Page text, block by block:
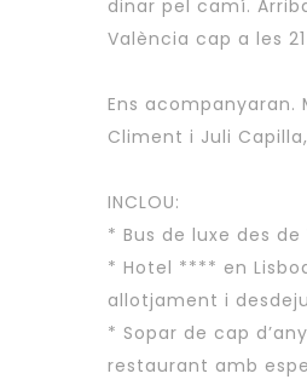
dinar pel camí.
València cap a les
Ens acompanyaran.
Climent i Juli
INCLOU:
* Bus de luxe des de
* Hotel **** en
allotjament i
* Sopar de cap
restaurant amb